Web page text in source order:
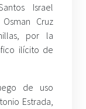
Israel
Cruz
por la
ilícito de
de uso
Estrada,